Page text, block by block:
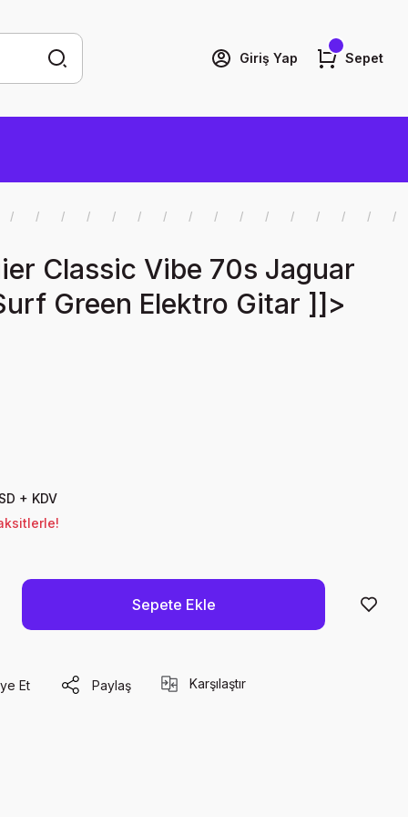
Giriş Yap Sepet
Classic Vibe 70s Jaguar
Green Elektro Gitar ]]>
+ KDV
Sepete Ekle
Et Paylaş Karşılaştır